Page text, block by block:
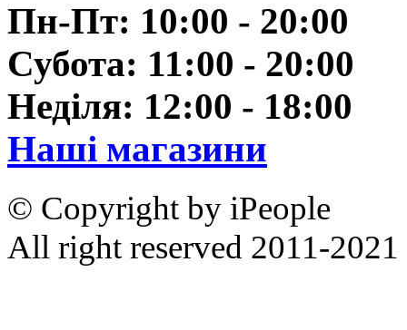
Пн-Пт: 10:00 - 20:00
Субота: 11:00 - 20:00
Неділя: 12:00 - 18:00
Наші магазини
© Copyright by iPeople
All right reserved 2011-2021